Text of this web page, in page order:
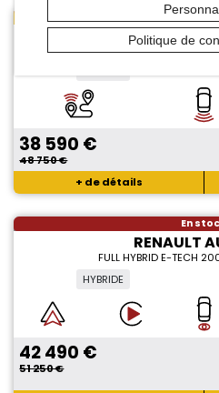
En
RENAULT
ESPRIT ALPINE FULL
38 590 €
48 750 €
+ de détails
En
RENAULT
FULL HYBRID E-TECH
HYBRIDE
42 490 €
51 250 €
Politique de